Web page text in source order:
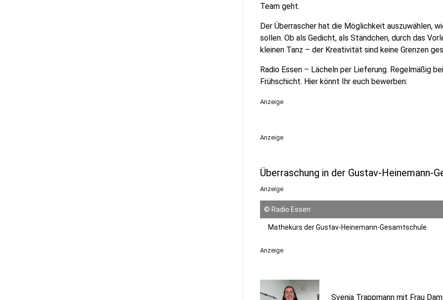
Team geht.
Der Überrascher hat die Möglichkeit auszuwählen,
sollen. Ob als Gedicht, als Ständchen, durch das
kleinen Tanz – der Kreativität sind keine Grenzen
Radio Essen – Lächeln per Lieferung. Regelmäßig
Frühschicht. Hier könnt Ihr euch bewerben:
Anzeige
Anzeige
Überraschung in der Gustav-Heinemann-
Anzeige
© Radio Essen
Mathekurs der Gustav-Heinemann-Gesamtschule
Anzeige
Svenja Trappmann mit Frau